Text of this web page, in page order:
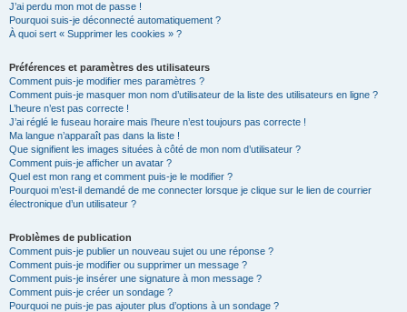
J’ai perdu mon mot de passe !
Pourquoi suis-je déconnecté automatiquement ?
À quoi sert « Supprimer les cookies » ?
Préférences et paramètres des utilisateurs
Comment puis-je modifier mes paramètres ?
Comment puis-je masquer mon nom d’utilisateur de la liste des utilisateurs en ligne ?
L’heure n’est pas correcte !
J’ai réglé le fuseau horaire mais l’heure n’est toujours pas correcte !
Ma langue n’apparaît pas dans la liste !
Que signifient les images situées à côté de mon nom d’utilisateur ?
Comment puis-je afficher un avatar ?
Quel est mon rang et comment puis-je le modifier ?
Pourquoi m’est-il demandé de me connecter lorsque je clique sur le lien de courrier
électronique d’un utilisateur ?
Problèmes de publication
Comment puis-je publier un nouveau sujet ou une réponse ?
Comment puis-je modifier ou supprimer un message ?
Comment puis-je insérer une signature à mon message ?
Comment puis-je créer un sondage ?
Pourquoi ne puis-je pas ajouter plus d’options à un sondage ?